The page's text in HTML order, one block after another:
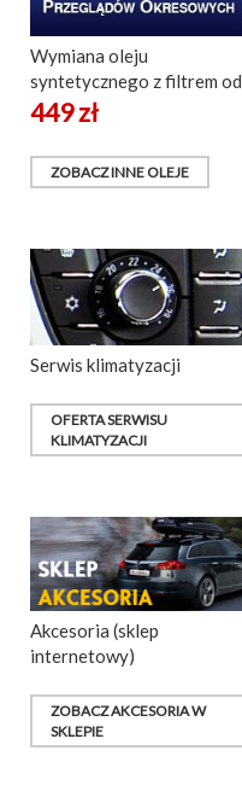
Wymiana oleju
syntetycznego z filtrem od
449 zł
ZOBACZ INNE OLEJE
Serwis klimatyzacji
OFERTA SERWISU
KLIMATYZACJI
Akcesoria (sklep
internetowy)
ZOBACZ AKCESORIA W
SKLEPIE